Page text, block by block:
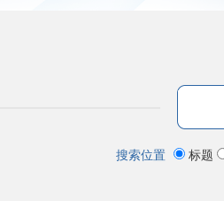
搜索位置 标题